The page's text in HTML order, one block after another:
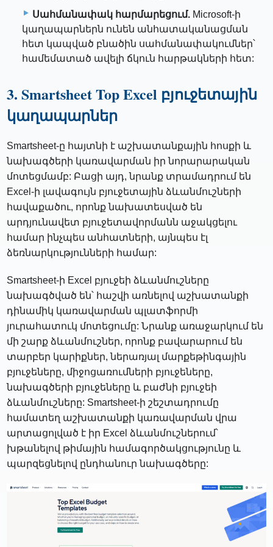
Սահմանափակ հարմարեցում. Microsoft-ի
կաղապարներն ունեն անհատականացման
հետ կապված բնածին սահմանափակումներ՝
համեմատած ավելի ճկուն հարթակների հետ:
3. Smartsheet Top Excel բյուջետային
կաղապարներ
Smartsheet-ը հայտնի է աշխատանքային հոսքի և
նախագծերի կառավարման իր նորարարական
մոտեցմամբ: Բացի այդ, նրանք տրամադրում են
Excel-ի լավագույն բյուջետային ձևանմուշների
հավաքածու, որոնք նախատեսված են
արդյունավետ բյուջետավորմանն աջակցելու
համար ինչպես անհատների, այնպես էլ
ձեռնարկությունների համար:
Smartsheet-ի Excel բյուջեի ձևանմուշները
նախագծված են՝ հաշվի առնելով աշխատանքի
դինամիկ կառավարման պլատֆորմի
յուրահատուկ մոտեցումը: Նրանք առաջարկում են
մի շարք ձևանմուշներ, որոնք բավարարում են
տարբեր կարիքներ, ներառյալ մարքեթինգային
բյուջեները, միջոցառումների բյուջեները,
նախագծերի բյուջեները և բաժնի բյուջեի
ձևանմուշները: Smartsheet-ի շեշտադրումը
համատեղ աշխատանքի կառավարման վրա
արտացոլված է իր Excel ձևանմուշներում՝
խթանելով թիմային համագործակցությունը և
պարզեցնելով ընդհանուր նախագծերը: